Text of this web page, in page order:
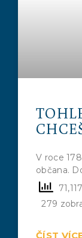
V roce
občana.
279
ČÍST